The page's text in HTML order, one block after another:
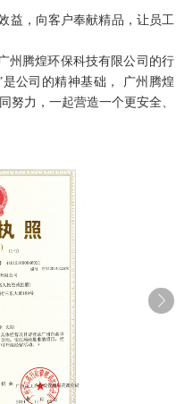
，向客户奉献精品，让员工
广州腾煌环保科技有限公司 的行
公司的精神基础，
广州腾煌
努力，一起营造一个更安全、